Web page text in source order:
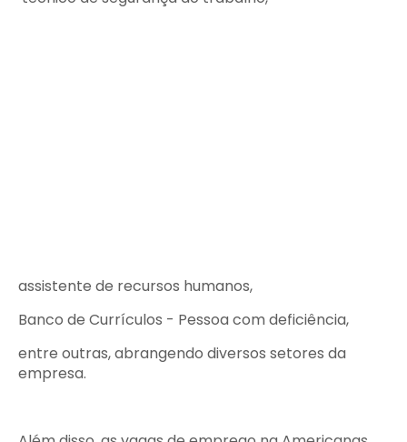
assistente de recursos humanos,
Banco de Currículos - Pessoa com deficiência,
entre outras, abrangendo diversos setores da
empresa.